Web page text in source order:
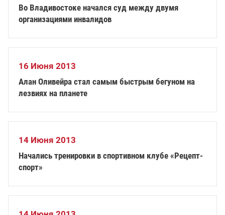
Во Владивостоке начался суд между двумя
организациями инвалидов
16 Июня 2013
Алан Оливейра стал самым быстрым бегуном на
лезвиях на планете
14 Июня 2013
Начались тренировки в спортивном клубе «Рецепт-
спорт»